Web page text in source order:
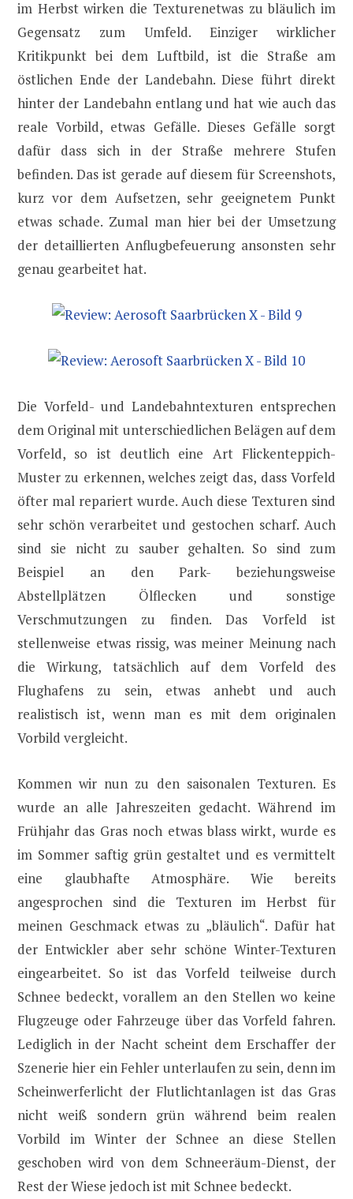
im Herbst wirken die Texturenetwas zu bläulich im
Gegensatz zum Umfeld. Einziger wirklicher
Kritikpunkt bei dem Luftbild, ist die Straße am
östlichen Ende der Landebahn. Diese führt direkt
hinter der Landebahn entlang und hat wie auch das
reale Vorbild, etwas Gefälle. Dieses Gefälle sorgt
dafür dass sich in der Straße mehrere Stufen
befinden. Das ist gerade auf diesem für Screenshots,
kurz vor dem Aufsetzen, sehr geeignetem Punkt
etwas schade. Zumal man hier bei der Umsetzung
der detaillierten Anflugbefeuerung ansonsten sehr
genau gearbeitet hat.
Die Vorfeld- und Landebahntexturen entsprechen
dem Original mit unterschiedlichen Belägen auf dem
Vorfeld, so ist deutlich eine Art Flickenteppich-
Muster zu erkennen, welches zeigt das, dass Vorfeld
öfter mal repariert wurde. Auch diese Texturen sind
sehr schön verarbeitet und gestochen scharf. Auch
sind sie nicht zu sauber gehalten. So sind zum
Beispiel an den Park- beziehungsweise
Abstellplätzen Ölflecken und sonstige
Verschmutzungen zu finden. Das Vorfeld ist
stellenweise etwas rissig, was meiner Meinung nach
die Wirkung, tatsächlich auf dem Vorfeld des
Flughafens zu sein, etwas anhebt und auch
realistisch ist, wenn man es mit dem originalen
Vorbild vergleicht.
Kommen wir nun zu den saisonalen Texturen. Es
wurde an alle Jahreszeiten gedacht. Während im
Frühjahr das Gras noch etwas blass wirkt, wurde es
im Sommer saftig grün gestaltet und es vermittelt
eine glaubhafte Atmosphäre. Wie bereits
angesprochen sind die Texturen im Herbst für
meinen Geschmack etwas zu „bläulich“. Dafür hat
der Entwickler aber sehr schöne Winter-Texturen
eingearbeitet. So ist das Vorfeld teilweise durch
Schnee bedeckt, vorallem an den Stellen wo keine
Flugzeuge oder Fahrzeuge über das Vorfeld fahren.
Lediglich in der Nacht scheint dem Erschaffer der
Szenerie hier ein Fehler unterlaufen zu sein, denn im
Scheinwerferlicht der Flutlichtanlagen ist das Gras
nicht weiß sondern grün während beim realen
Vorbild im Winter der Schnee an diese Stellen
geschoben wird von dem Schneeräum-Dienst, der
Rest der Wiese jedoch ist mit Schnee bedeckt.